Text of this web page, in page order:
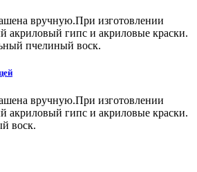
вручную.При изготовлении
акриловый гипс и акриловые краски.
пчелиный воск.
вручную.При изготовлении
акриловый гипс и акриловые краски.
воск.